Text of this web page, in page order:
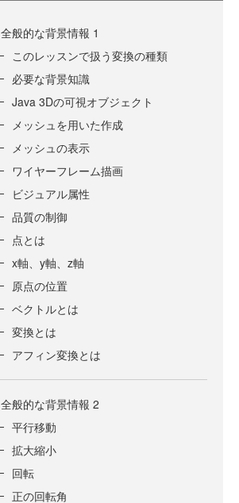
全般的な背景情報 1
このレッスンで扱う変換の種類
必要な背景知識
Java 3Dの可視オブジェクト
メッシュを用いた作成
メッシュの表示
ワイヤーフレーム描画
ビジュアル属性
品質の制御
点とは
x軸、y軸、z軸
原点の位置
ベクトルとは
変換とは
アフィン変換とは
全般的な背景情報 2
平行移動
拡大縮小
回転
正の回転角